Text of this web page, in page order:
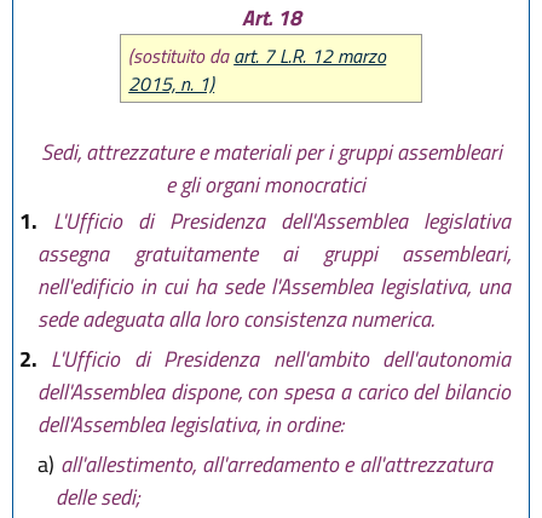
Art. 18
(sostituito daart. 7 L.R. 12 marzo
2015, n. 1)
Sedi, attrezzature e materiali per i gruppi assembleari
e gli organi monocratici
1. L'Ufficio di Presidenza dell'Assemblea legislativa
assegna gratuitamente ai gruppi assembleari,
nell'edificio in cui ha sede l'Assemblea legislativa, una
sede adeguata alla loro consistenza numerica.
2. L'Ufficio di Presidenza nell'ambito dell'autonomia
dell'Assemblea dispone, con spesa a carico del bilancio
dell'Assemblea legislativa, in ordine:
a) all'allestimento, all'arredamento e all'attrezzatura
delle sedi;